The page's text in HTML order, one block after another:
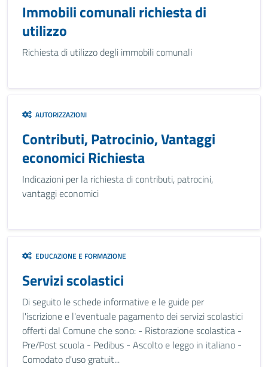
Immobili comunali richiesta di
utilizzo
Richiesta di utilizzo degli immobili comunali
AUTORIZZAZIONI
Contributi, Patrocinio, Vantaggi
economici Richiesta
Indicazioni per la richiesta di contributi, patrocini,
vantaggi economici
EDUCAZIONE E FORMAZIONE
Servizi scolastici
Di seguito le schede informative e le guide per
l'iscrizione e l'eventuale pagamento dei servizi scolastici
offerti dal Comune che sono: - Ristorazione scolastica -
Pre/Post scuola - Pedibus - Ascolto e leggo in italiano -
Comodato d'uso gratuit...